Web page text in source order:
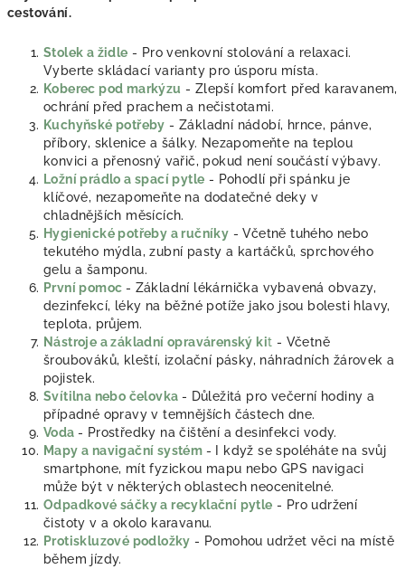
cestování.
Stolek a židle - Pro venkovní stolování a relaxaci.
Vyberte skládací varianty pro úsporu místa.
Koberec pod markýzu - Zlepší komfort před karavanem,
ochrání před prachem a nečistotami.
Kuchyňské potřeby - Základní nádobí, hrnce, pánve,
příbory, sklenice a šálky. Nezapomeňte na teplou
konvici a přenosný vařič, pokud není součástí výbavy.
Ložní prádlo a spací pytle - Pohodlí při spánku je
klíčové, nezapomeňte na dodatečné deky v
chladnějších měsících.
Hygienické potřeby a ručníky - Včetně tuhého nebo
tekutého mýdla, zubní pasty a kartáčků, sprchového
gelu a šamponu.
První pomoc - Základní lékárnička vybavená obvazy,
dezinfekcí, léky na běžné potíže jako jsou bolesti hlavy,
teplota, průjem.
Nástroje a základní opravárenský kit - Včetně
šroubováků, kleští, izolační pásky, náhradních žárovek a
pojistek.
Svítilna nebo čelovka - Důležitá pro večerní hodiny a
případné opravy v temnějších částech dne.
Voda - Prostředky na čištění a desinfekci vody.
Mapy a navigační systém - I když se spoléháte na svůj
smartphone, mít fyzickou mapu nebo GPS navigaci
může být v některých oblastech neocenitelné.
Odpadkové sáčky a recyklační pytle - Pro udržení
čistoty v a okolo karavanu.
Protiskluzové podložky - Pomohou udržet věci na místě
během jízdy.